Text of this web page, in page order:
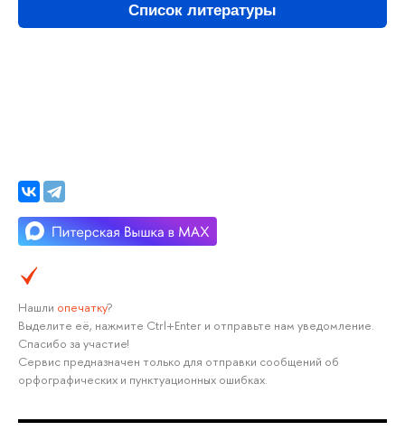
Список литературы
Нашли опечатку?
Выделите её, нажмите Ctrl+Enter и отправьте нам уведомление.
Спасибо за участие!
Сервис предназначен только для отправки сообщений об
орфографических и пунктуационных ошибках.